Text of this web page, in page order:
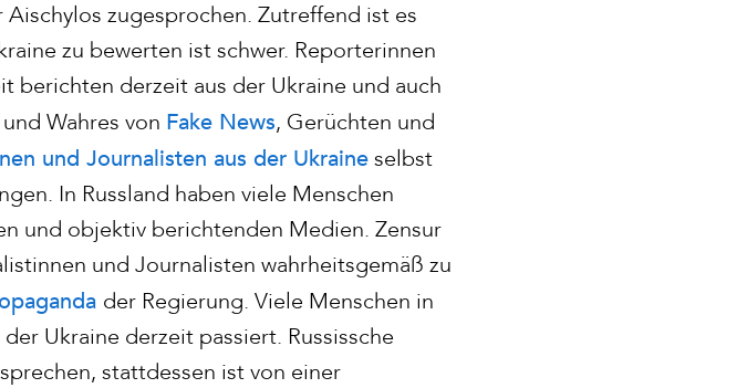
zugesprochen. Zutreffend ist es
zu bewerten ist schwer. Reporterinnen
berichten derzeit aus der Ukraine und auch
Wahres von Fake News, Gerüchten und
und Journalisten aus der Ukraine selbst
In Russland haben viele Menschen
und objektiv berichtenden Medien. Zensur
und Journalisten wahrheitsgemäß zu
der Regierung. Viele Menschen in
Ukraine derzeit passiert. Russissche
stattdessen ist von einer